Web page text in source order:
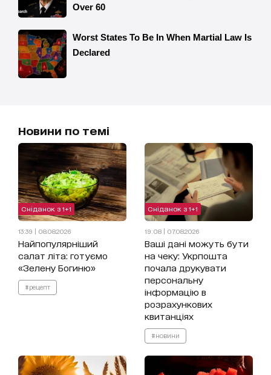
Новини по темі
Сніданок з 1+1
13:39 | 08.08.2026
Найпопулярніший
салат літа: готуємо
«Зелену Богиню»
#рецепт
Сніданок з 1+1
19:08 | 07.08.2026
Ваші дані можуть бути
на чеку: Укрпошта
почала друкувати
персональну
інформацію в
розрахункових
квитанціях
#новини